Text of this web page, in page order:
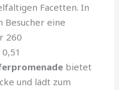
Facetten. In
Besucher eine
260
bietet
und lädt zum